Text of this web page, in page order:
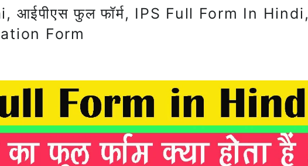
आईपीएस फुल फॉर्म, IPS Full Form In Hindi,
Form